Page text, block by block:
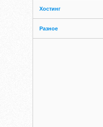
Хостинг
Разное